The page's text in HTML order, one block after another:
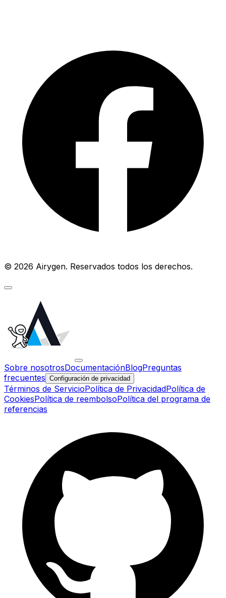
© 2026 Airygen. Reservados todos los derechos.
Sobre nosotrosDocumentaciónBlogPreguntas
frecuentes Configuración de privacidad
Términos de ServicioPolítica de PrivacidadPolítica de
CookiesPolítica de reembolsoPolítica del programa de
referencias